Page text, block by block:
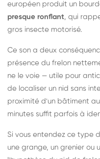
européen produit un
presque ronflant, qui
gros insecte motorisé.
Ce son a deux
présence du frelon
ne le voie — utile pour
de localiser un nid sans
proximité d'un bâtiment
minutes suffit parfois à
Si vous entendez ce type
une grange, un grenier ou